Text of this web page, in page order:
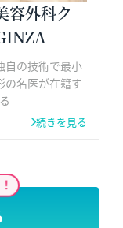
容外科ク
自の技術で最小
の名医が在籍す
続きを見る